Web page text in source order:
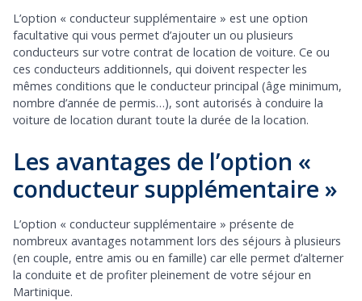
L’option « conducteur supplémentaire » est une option
facultative qui vous permet d’ajouter un ou plusieurs
conducteurs sur votre contrat de location de voiture. Ce ou
ces conducteurs additionnels, qui doivent respecter les
mêmes conditions que le conducteur principal (âge minimum,
nombre d’année de permis…), sont autorisés à conduire la
voiture de location durant toute la durée de la location.
Les avantages de l’option «
conducteur supplémentaire »
L’option « conducteur supplémentaire » présente de
nombreux avantages notamment lors des séjours à plusieurs
(en couple, entre amis ou en famille) car elle permet d’alterner
la conduite et de profiter pleinement de votre séjour en
Martinique.